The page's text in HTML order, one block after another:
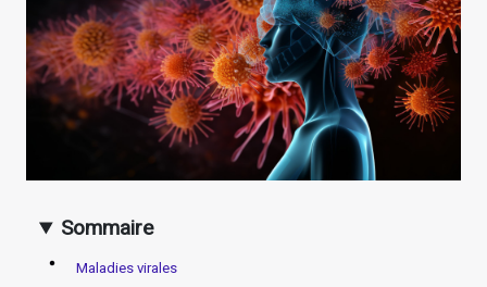
Sommaire
Maladies virales